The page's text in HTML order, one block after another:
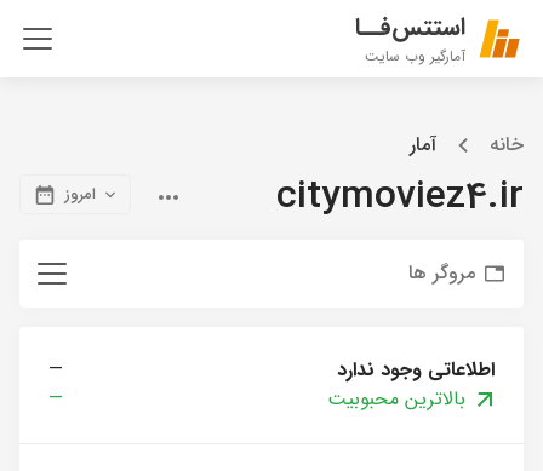
استتس‌فــا
آمارگیر وب سایت
خانه آمار
citymoviez4.ir امروز
مروگر ها
اطلاعاتی وجود ندارد
—
بالاترین محبوبیت
—